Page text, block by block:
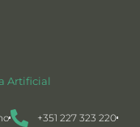
Artificial
+351 227 323 220